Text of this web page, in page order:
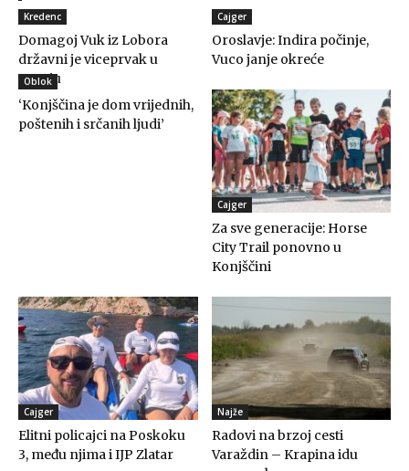
Kredenc
Domagoj Vuk iz Lobora
državni je viceprvak u
oranju
Cajger
Oroslavje: Indira počinje,
Vuco janje okreće
Oblok
‘Konjščina je dom vrijednih,
poštenih i srčanih ljudi’
Cajger
Za sve generacije: Horse
City Trail ponovno u
Konjščini
Cajger
Elitni policajci na Poskoku
3, među njima i IJP Zlatar
Najže
Radovi na brzoj cesti
Varaždin – Krapina idu